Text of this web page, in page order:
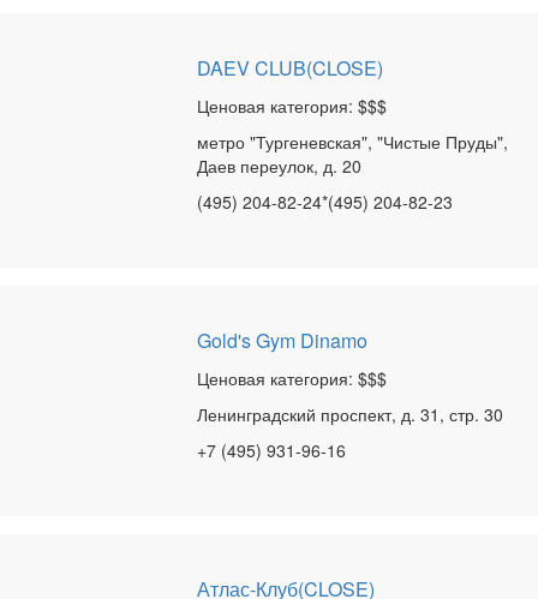
DAEV CLUB(CLOSE)
Ценовая категория: $$$
метро "Тургеневская", "Чистые Пруды",
Даев переулок, д. 20
(495) 204-82-24*(495) 204-82-23
Gold's Gym Dinamo
Ценовая категория: $$$
Ленинградский проспект, д. 31, стр. 30
+7 (495) 931-96-16
Атлас-Клуб(CLOSE)